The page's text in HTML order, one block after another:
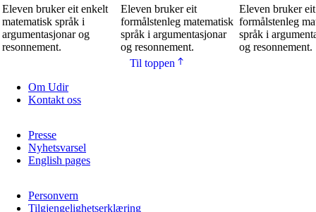
Eleven bruker eit enkelt
matematisk språk i
argumentasjonar og
resonnement.
Eleven bruker eit
formålstenleg matematisk
språk i argumentasjonar
og resonnement.
Eleven bruker
formålstenleg
språk i
og resonnement.
Til toppen
Om Udir
Kontakt oss
Presse
Nyhetsvarsel
English pages
Personvern
Tilgjengelighetserklæring